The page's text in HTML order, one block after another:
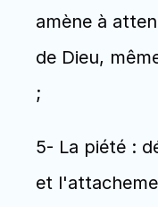
amène à
de Dieu,
;
5- La piété :
et